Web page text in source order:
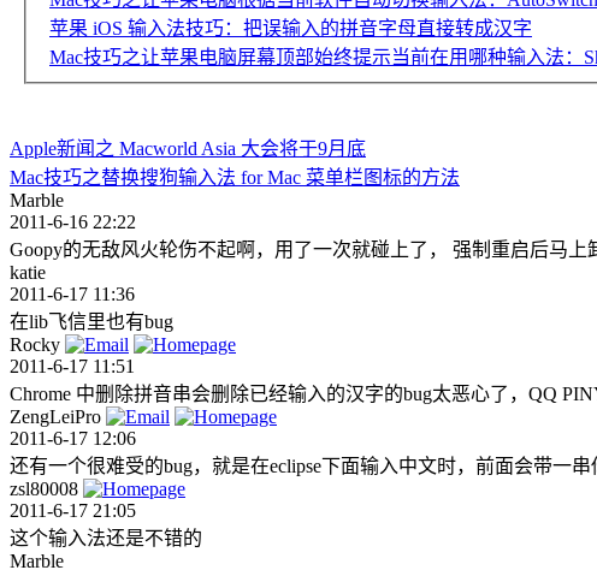
苹果 iOS 输入法技巧：把误输入的拼音字母直接转成汉字
Mac技巧之让苹果电脑屏幕顶部始终提示当前在用哪种输入法：
Apple新闻之 Macworld Asia 大会将于9月底
Mac技巧之替换搜狗输入法 for Mac 菜单栏图标的方法
Marble
2011-6-16 22:22
Goopy的无敌风火轮伤不起啊，用了一次就碰上了， 强制重启后马上
katie
2011-6-17 11:36
在lib飞信里也有bug
Rocky
2011-6-17 11:51
Chrome 中删除拼音串会删除已经输入的汉字的bug太恶心了，QQ
ZengLeiPro
2011-6-17 12:06
还有一个很难受的bug，就是在eclipse下面输入中文时，前面会带一
zsl80008
2011-6-17 21:05
这个输入法还是不错的
Marble